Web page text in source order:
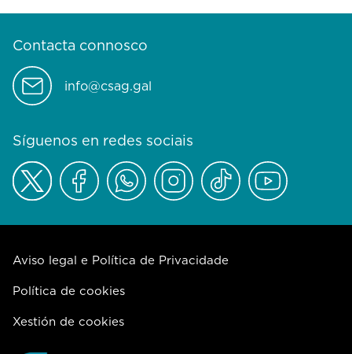
Contacta connosco
info@csag.gal
Síguenos en redes sociais
Aviso legal e Política de Privacidade
Política de cookies
Xestión de cookies